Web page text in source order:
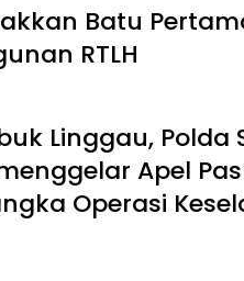
Batu
RTLH
Linggau, Polda
Apel
Operasi